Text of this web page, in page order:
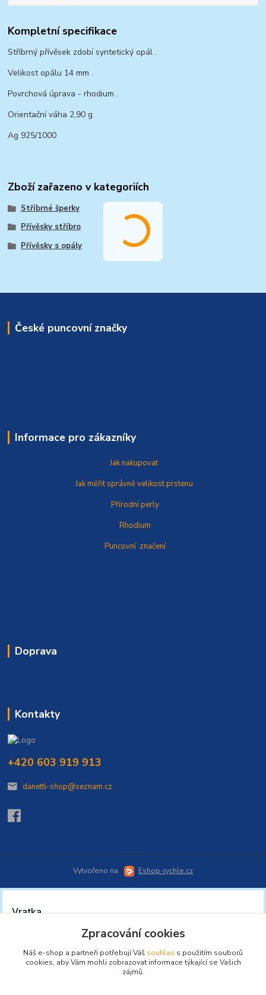
Kompletní specifikace
Stříbrný přívěsek zdobí syntetický opál .
Velikost opálu 14 mm .
Povrchová úprava - rhodium .
Orientační váha 2,90 g
Ag 925/1000
Zboží zařazeno v kategoriích
Stříbrné šperky
Přívěsky stříbro
Přívěsky s opály
České puncovní značky
Informace pro zákazníky
Jak nakupovat
Jak měřit správněvelikost prstenu
Přírodní perly
Rhodium
Puncovní značení
Doprava
Kontakty
+420 603 919 913
danetti-shop@seznam.cz
Vytvořeno na Eshop-rychle.cz
Zpracování cookies
Náš e-shop a partneři potřebují Váš souhlas s použitím souborů
cookies, aby Vám mohli zobrazovat informace týkající se Vašich
zájmů.